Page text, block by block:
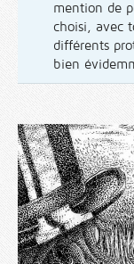
mention de
choisi, avec
différents
bien